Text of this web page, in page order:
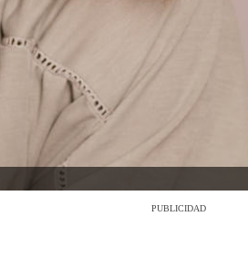
PUBLICIDAD